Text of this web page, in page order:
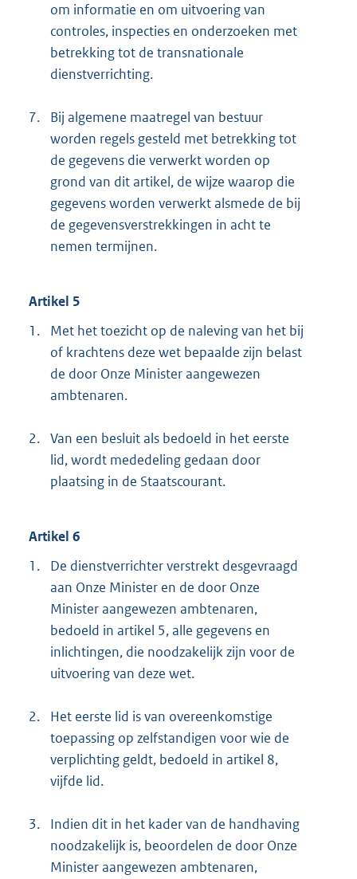
om informatie en om uitvoering van
controles, inspecties en onderzoeken met
betrekking tot de transnationale
dienstverrichting.
7.
Bij algemene maatregel van bestuur
worden regels gesteld met betrekking tot
de gegevens die verwerkt worden op
grond van dit artikel, de wijze waarop die
gegevens worden verwerkt alsmede de bij
de gegevensverstrekkingen in acht te
nemen termijnen.
Artikel 5
1.
Met het toezicht op de naleving van het bij
of krachtens deze wet bepaalde zijn belast
de door Onze Minister aangewezen
ambtenaren.
2. Van een besluit als bedoeld in het eerste
lid, wordt mededeling gedaan door
plaatsing in de Staatscourant.
Artikel 6
1.
De dienstverrichter verstrekt desgevraagd
aan Onze Minister en de door Onze
Minister aangewezen ambtenaren,
bedoeld in artikel 5, alle gegevens en
inlichtingen, die noodzakelijk zijn voor de
uitvoering van deze wet.
2.
Het eerste lid is van overeenkomstige
toepassing op zelfstandigen voor wie de
verplichting geldt, bedoeld in artikel 8,
vijfde lid.
3.
Indien dit in het kader van de handhaving
noodzakelijk is, beoordelen de door Onze
Minister aangewezen ambtenaren,